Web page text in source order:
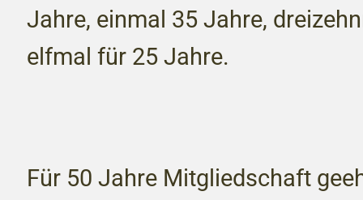
Jahre, einmal 35 Jahre,
elfmal für 25 Jahre.
Für 50 Jahre Mitgliedschaft